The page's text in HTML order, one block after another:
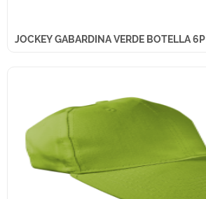
JOCKEY GABARDINA VERDE BOTELLA 6P